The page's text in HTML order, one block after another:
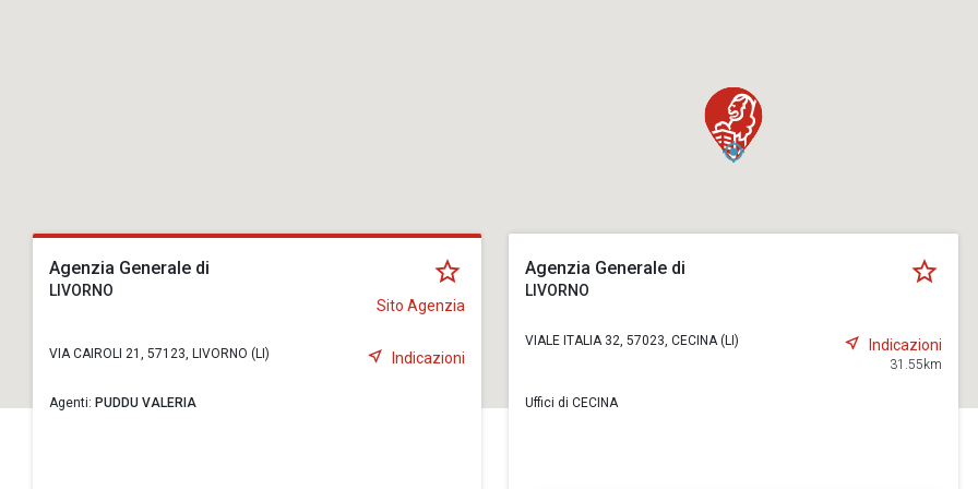
Agenzia Generale di
LIVORNO
Sito Agenzia
VIA CAIROLI 21, 57123, LIVORNO (LI) Indicazioni
Agenti: PUDDU VALERIA
Agenzia Generale di
LIVORNO
VIALE ITALIA 32, 57023, CECINA (LI) Indicazioni
31.55km
Uffici di CECINA